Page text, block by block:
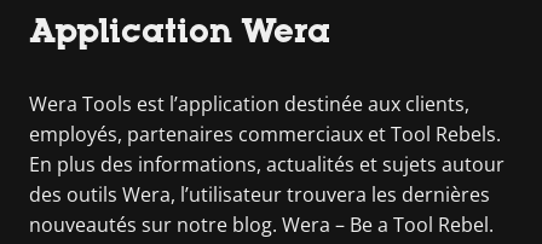
Application Wera
Wera Tools est l’application destinée aux clients,
employés, partenaires commerciaux et Tool Rebels.
En plus des informations, actualités et sujets autour
des outils Wera, l’utilisateur trouvera les dernières
nouveautés sur notre blog. Wera – Be a Tool Rebel.